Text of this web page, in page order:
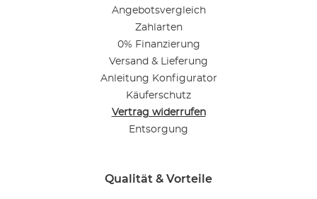
Angebotsvergleich
Zahlarten
0% Finanzierung
Versand & Lieferung
Anleitung Konfigurator
Käuferschutz
Vertrag widerrufen
Entsorgung
Qualität & Vorteile